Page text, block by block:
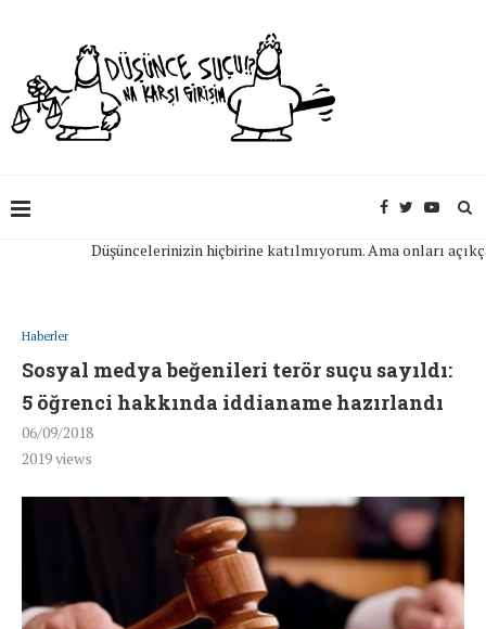
Düşüncelerinizin hiçbirine katılmıyorum. Ama onları açıkça
Haberler
Sosyal medya beğenileri terör suçu sayıldı:
5 öğrenci hakkında iddianame hazırlandı
06/09/2018
2019views